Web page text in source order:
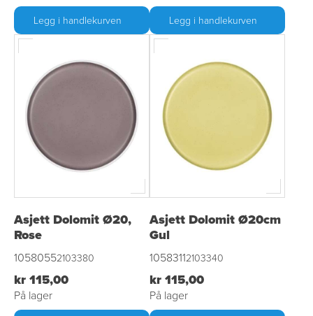
Legg i handlekurven Legg i handlekurven
Asjett Dolomit Ø20,
Rose
10580552103380
kr 115,00
På lager
Asjett Dolomit Ø20cm
Gul
10583112103340
kr 115,00
På lager